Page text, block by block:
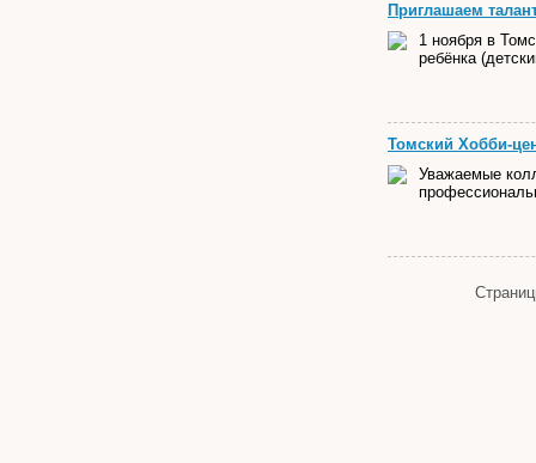
Приглашаем
1 ноября в
ребёнка
Томский Хобби-
Уважаемые